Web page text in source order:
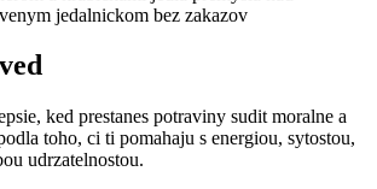
jedalnickom bez zakazov
ked prestanes potraviny sudit moralne a
toho, ci ti pomahaju s energiou, sytostou,
udrzatelnostou.